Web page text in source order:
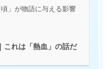
」が物語に与える影響
これは「熱血」の話だ